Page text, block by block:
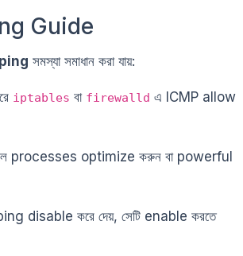
Guide
সমস্যা সমাধান করা যায়:
iptables বা firewalld এ ICMP allow
processes optimize করুন বা powerful
disable করে দেয়, সেটি enable করতে